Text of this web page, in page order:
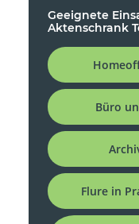
Geeignete
Aktenschrank
Büro
Flure in